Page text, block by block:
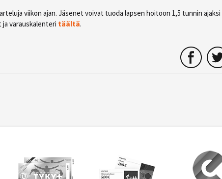
viikon ajan. Jäsenet voivat tuoda lapsen hoitoon 1,5 tunnin ajaksi
ja varauskalenteri täältä.